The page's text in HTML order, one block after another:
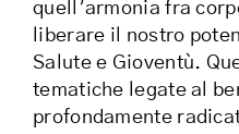
quell’armonia fra
liberare il nostro
Salute e Gioventù.
tematiche legate al
profondamente